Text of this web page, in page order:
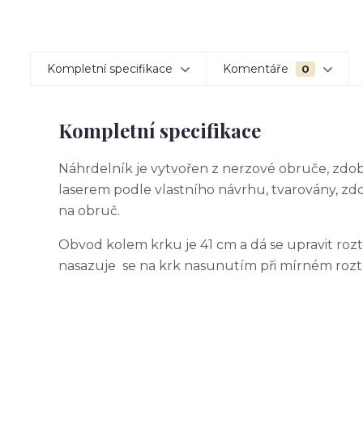
Kompletní specifikace Komentáře 0
Kompletní specifikace
Náhrdelník je vytvořen z nerzové obruče,
laserem podle vlastního návrhu, tvarovány,
na obruč.
Obvod kolem krku je 41 cm a dá se upravit
nasazuje se na krk nasunutím při mírném